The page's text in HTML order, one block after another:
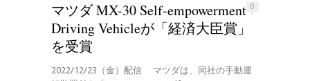
0
マツダ MX-30 Self-empowerment
Driving Vehicleが「経済大臣賞」
を受賞
2022/12/23（金）配信 マツダは、同社の手動運